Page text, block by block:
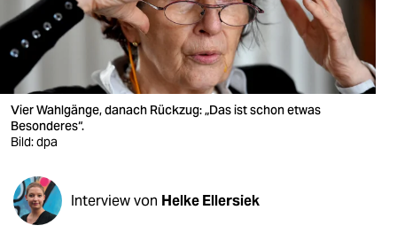
nord
wahrheit
verlag
verlag
shop
fragen & hilfe
Vier Wahlgänge, danach Rückzug: „Das ist schon etwas
Besonderes“.
Bild: dpa
Interview von Helke Ellersiek